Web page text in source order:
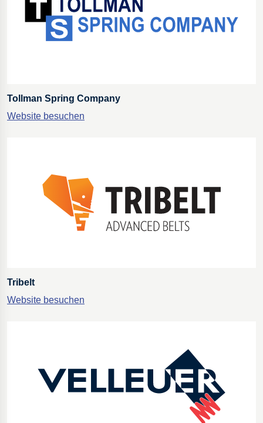
Tollman Spring Company
Website besuchen
Tribelt
Website besuchen